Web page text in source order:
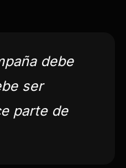
debe
ser
parte de